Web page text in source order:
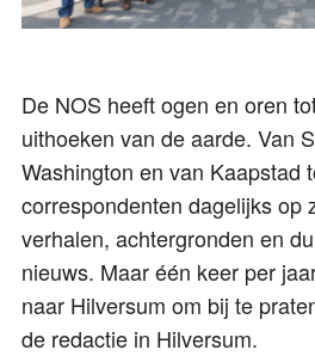
De NOS heeft ogen en oren
uithoeken van de aarde. Van
Washington en van Kaapstad
correspondenten dagelijks op
verhalen, achtergronden en
nieuws. Maar één keer per
naar Hilversum om bij te
de redactie in Hilversum.